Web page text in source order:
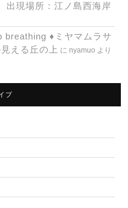
現場所：江ノ島西海岸
♦ミヤマムラサ
える丘の上 に nyamuo より
ブ